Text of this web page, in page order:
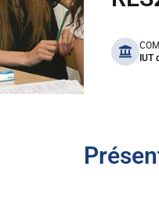
IUT